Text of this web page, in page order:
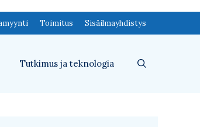
Toimitus Sisäilmayhdistys
Tutkimus ja teknologia